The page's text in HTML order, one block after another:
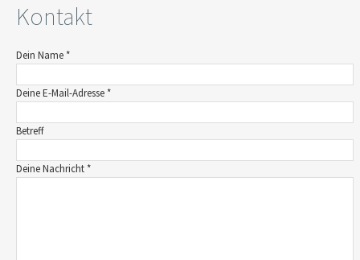
Kontakt
Dein Name *
Deine E-Mail-Adresse *
Betreff
Deine Nachricht *